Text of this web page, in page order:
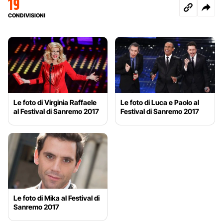
19
CONDIVISIONI
Le foto di Virginia Raffaele
al Festival di Sanremo 2017
Le foto di Luca e Paolo al
Festival di Sanremo 2017
Le foto di Mika al Festival di
Sanremo 2017